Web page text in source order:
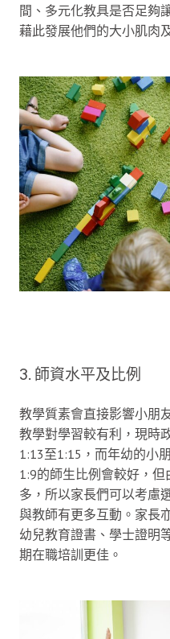
間、多元化教具是否足夠
藉此發展他們的大小肌肉
3. 師資水平及比例
教學質素會直接影響小朋
教學對學習較有利，現時
1:13至1:15，而年幼的小
1:9的師生比例會較好，
多，所以家長們可以考慮
與教師有更多互動。家長
幼兒教育證書、學士證明
期在職培訓更佳。